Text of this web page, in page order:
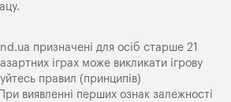
призначені для осіб старше 21
іграх може викликати ігрову
правил (принципів)
виявленні перших ознак залежності